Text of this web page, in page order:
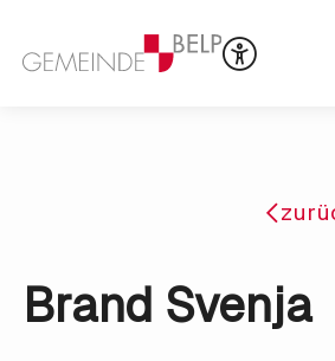
Brand Svenja